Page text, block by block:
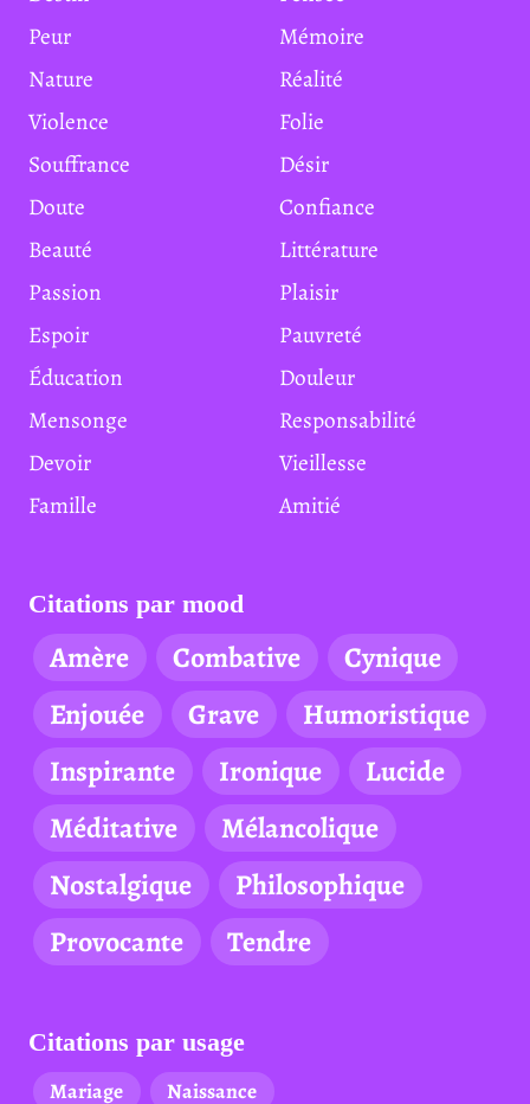
Peur
Mémoire
Nature
Réalité
Violence
Folie
Souffrance
Désir
Doute
Confiance
Beauté
Littérature
Passion
Plaisir
Espoir
Pauvreté
Éducation
Douleur
Mensonge
Responsabilité
Devoir
Vieillesse
Famille
Amitié
Citations par mood
Amère Combative
Cynique
Enjouée
Grave
Humoristique
Inspirante
Ironique
Lucide
Méditative
Mélancolique
Nostalgique
Philosophique
Provocante
Tendre
Citations par usage
Mariage
Naissance